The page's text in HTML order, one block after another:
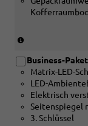
Verbindung
mit:
[PKP]
Variabler
Ladeboden
im
Business-
Matrix-LED-
LED-
Elektrisch
Seitenspiegel
3. Schlüssel